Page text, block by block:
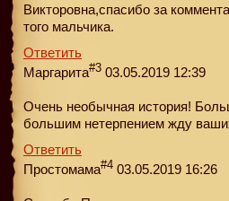
Викторовна,спасибо за
того мальчика.
Ответить
Маргарита#3 03.05.2019 12:39
Очень необычная история!
большим нетерпением жду
Ответить
Простомама#4 03.05.2019 16:26